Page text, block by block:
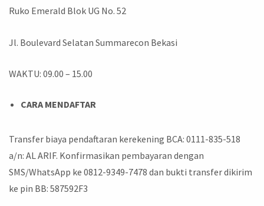
Ruko Emerald Blok UG No. 52
Jl. Boulevard Selatan Summarecon Bekasi
WAKTU: 09.00 – 15.00
CARA MENDAFTAR
Transfer biaya pendaftaran kerekening BCA: 0111-835-518
a/n: AL ARIF. Konfirmasikan pembayaran dengan
SMS/WhatsApp ke 0812-9349-7478 dan bukti transfer dikirim
ke pin BB: 587592F3